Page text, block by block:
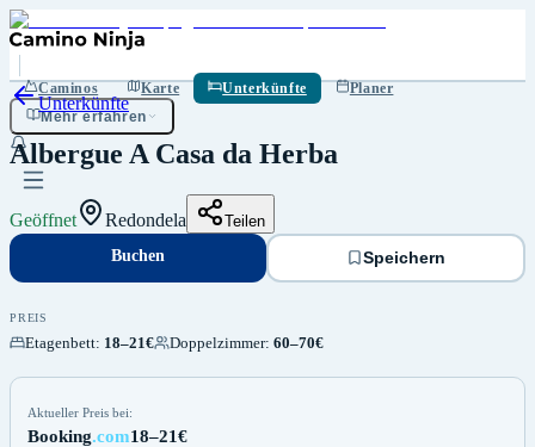
Caminos Karte Unterkünfte
Planer
Mehr erfahren
Unterkünfte
Albergue A Casa da Herba
Geöffnet Redondela Teilen
Buchen
Buchen Speichern
PREIS
Etagenbett: 18–21€ Doppelzimmer: 60–70€
Aktueller Preis bei:
Booking.com18–21€